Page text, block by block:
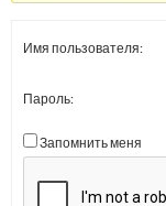
Имя пользователя:
Пароль:
Запомнить меня